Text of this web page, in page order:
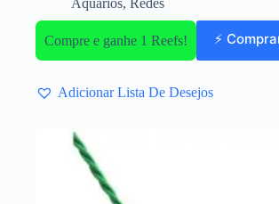
Aquários, Redes
Compre e ganhe 1 Reefs! ⚡
Adicionar Lista De Desejos